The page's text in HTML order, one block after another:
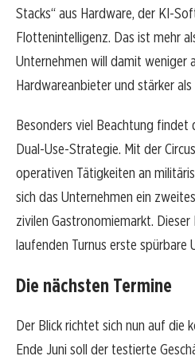
Stacks“ aus Hardware, der KI-
Flottenintelligenz. Das ist mehr
Unternehmen will damit weniger
Hardwareanbieter und stärker
Besonders viel Beachtung
Dual-Use-Strategie. Mit der
operativen Tätigkeiten an
sich das Unternehmen ein
zivilen Gastronomiemarkt. Dieser
laufenden Turnus erste spürbare
Die nächsten Termine
Der Blick richtet sich nun auf die
Ende Juni soll der testierte